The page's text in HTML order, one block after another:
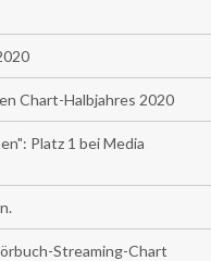
Chart-Halbjahres 2020
Platz 1 bei Media
Streaming-Chart